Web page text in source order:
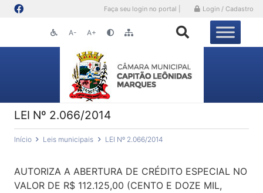
Faça seu login no portal | Login / Cadastro
A- A+
LEI Nº 2.066/2014
Início Leis municipais LEI Nº 2.066/2014
AUTORIZA A ABERTURA DE CRÉDITO ESPECIAL NO
VALOR DE R$ 112.125,00 (CENTO E DOZE MIL,